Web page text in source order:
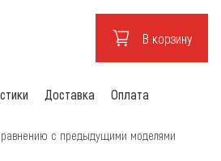
В корзину
Доставка Оплата
с предыдущими моделями